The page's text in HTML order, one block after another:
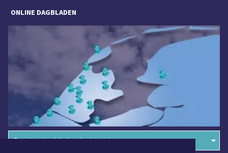
ONLINE DAGBLADEN
Overige dagbladen in de regio